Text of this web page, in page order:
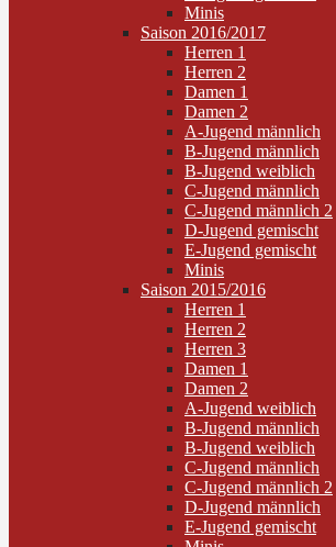
Minis
Saison 2016/2017
Herren 1
Herren 2
Damen 1
Damen 2
A-Jugend männlich
B-Jugend männlich
B-Jugend weiblich
C-Jugend männlich
C-Jugend männlich 2
D-Jugend gemischt
E-Jugend gemischt
Minis
Saison 2015/2016
Herren 1
Herren 2
Herren 3
Damen 1
Damen 2
A-Jugend weiblich
B-Jugend männlich
B-Jugend weiblich
C-Jugend männlich
C-Jugend männlich 2
D-Jugend männlich
E-Jugend gemischt